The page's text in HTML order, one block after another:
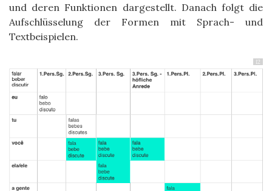
und deren Funktionen dargestellt. Danach folgt die
Aufschlüsselung der Formen mit Sprach- und
Textbeispielen.
12